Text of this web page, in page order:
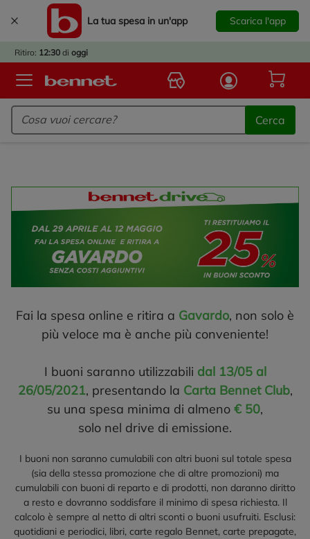
La tua spesa in un'app Scarica l'app
Ritiro: 12:30 di oggi
Logo Bennet - Torna alla homepage
Cerca
Fai la spesa online e ritira a Gavardo, non solo è
più veloce ma è anche più conveniente!
I buoni saranno utilizzabili dal 13/05 al
26/05/2021, presentando la Carta Bennet Club,
su una spesa minima di almeno € 50,
solo nel drive di emissione.
I buoni non saranno cumulabili con altri buoni sul totale spesa
(sia della stessa promozione che di altre promozioni) ma
cumulabili con buoni di reparto e di prodotti, non daranno diritto
a resto e dovranno soddisfare il minimo di spesa richiesta. Il
calcolo è sempre al netto di altri sconti o buoni usufruiti. Esclusi:
quotidiani e periodici, libri, carte regalo Bennet, carte prepagate,